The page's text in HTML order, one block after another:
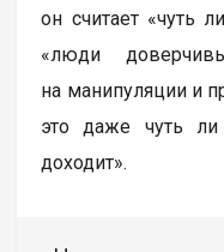
он считает «чуть
«люди
на манипуляции и
это даже чуть ли
доходит».